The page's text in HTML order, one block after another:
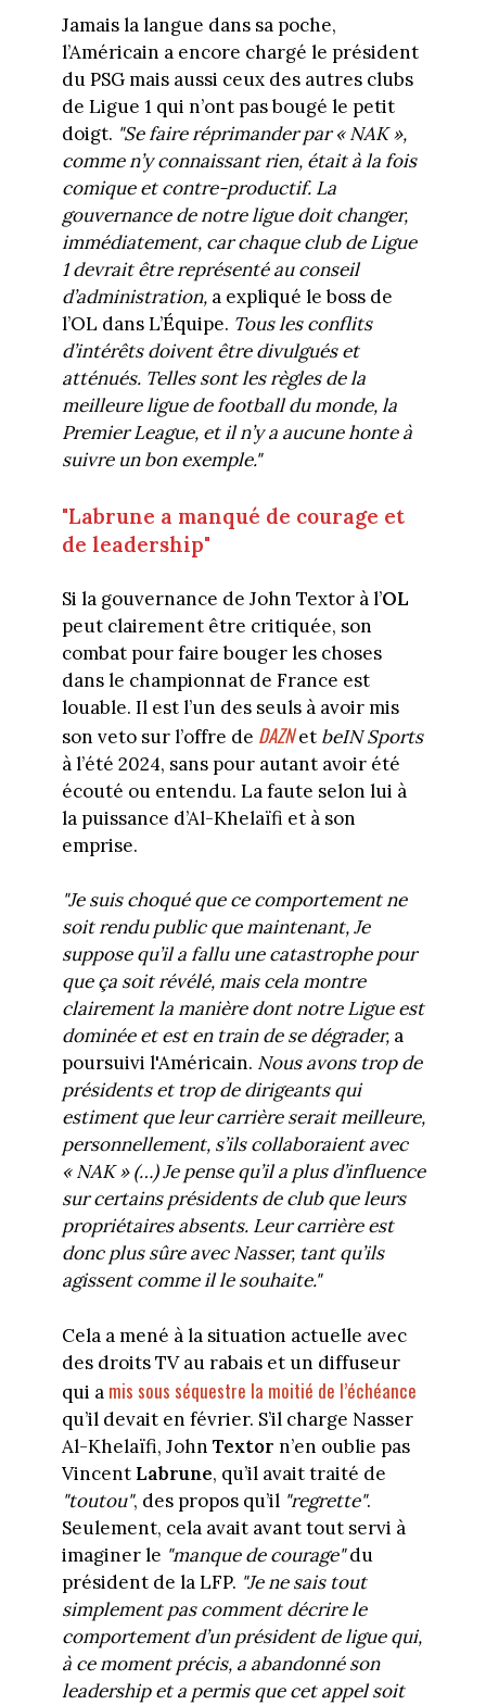
Jamais la langue dans sa poche,
l’Américain a encore chargé le président
du PSG mais aussi ceux des autres clubs
de Ligue 1 qui n’ont pas bougé le petit
doigt. "Se faire réprimander par « NAK »,
comme n’y connaissant rien, était à la fois
comique et contre-productif. La
gouvernance de notre ligue doit changer,
immédiatement, car chaque club de Ligue
1 devrait être représenté au conseil
d’administration, a expliqué le boss de
l’OL dans L’Équipe. Tous les conflits
d’intérêts doivent être divulgués et
atténués. Telles sont les règles de la
meilleure ligue de football du monde, la
Premier League, et il n’y a aucune honte à
suivre un bon exemple."
"Labrune a manqué de courage et
de leadership"
Si la gouvernance de John Textor à l’OL
peut clairement être critiquée, son
combat pour faire bouger les choses
dans le championnat de France est
louable. Il est l’un des seuls à avoir mis
son veto sur l’offre de DAZNet beIN Sports
à l’été 2024, sans pour autant avoir été
écouté ou entendu. La faute selon lui à
la puissance d’Al-Khelaïfi et à son
emprise.
"Je suis choqué que ce comportement ne
soit rendu public que maintenant, Je
suppose qu’il a fallu une catastrophe pour
que ça soit révélé, mais cela montre
clairement la manière dont notre Ligue est
dominée et est en train de se dégrader, a
poursuivi l'Américain. Nous avons trop de
présidents et trop de dirigeants qui
estiment que leur carrière serait meilleure,
personnellement, s’ils collaboraient avec
« NAK » (…) Je pense qu’il a plus d’influence
sur certains présidents de club que leurs
propriétaires absents. Leur carrière est
donc plus sûre avec Nasser, tant qu’ils
agissent comme il le souhaite."
Cela a mené à la situation actuelle avec
des droits TV au rabais et un diffuseur
qui a mis sous séquestre la moitié de l’échéance
qu’il devait en février. S’il charge Nasser
Al-Khelaïfi, John Textor n’en oublie pas
Vincent Labrune, qu’il avait traité de
"toutou", des propos qu’il "regrette".
Seulement, cela avait avant tout servi à
imaginer le "manque de courage"du
président de la LFP. "Je ne sais tout
simplement pas comment décrire le
comportement d’un président de ligue qui,
à ce moment précis, a abandonné son
leadership et a permis que cet appel soit